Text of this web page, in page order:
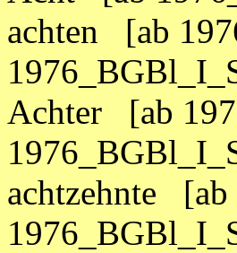
achten [ab
Achter [ab
achtzehnte